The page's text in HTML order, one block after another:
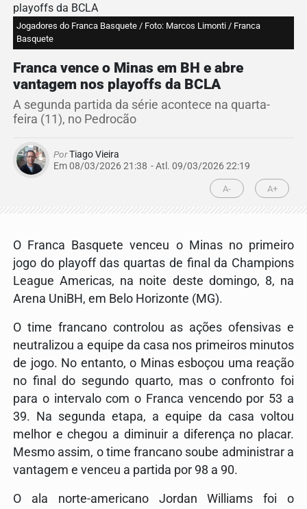
Jogadores do Franca Basquete / Foto: Marcos Limonti / Franca
Basquete
Franca vence o Minas em BH e abre
vantagem nos playoffs da BCLA
A segunda partida da série acontece na quarta-
feira (11), no Pedrocão
PorTiago Vieira
Em 08/03/2026 21:38 - Atl. 09/03/2026 22:19
A- A+
O Franca Basquete venceu o Minas no primeiro
jogo do playoff das quartas de final da Champions
League Americas, na noite deste domingo, 8, na
Arena UniBH , em Belo Horizonte (MG).
O time francano controlou as ações ofensivas e
neutralizou a equipe da casa nos primeiros minutos
de jogo. No entanto, o Minas esboçou uma reação
no final do segundo quarto, mas o confronto foi
para o intervalo com o Franca vencendo por 53 a
39. Na segunda etapa, a equipe da casa voltou
melhor e chegou a diminuir a diferença no placar.
Mesmo assim, o time francano soube administrar a
vantagem e venceu a partida por 98 a 90.
O ala norte-americano Jordan Williams foi o